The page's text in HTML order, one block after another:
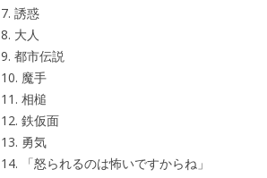
7. 誘惑
8. 大人
9. 都市伝説
10. 魔手
11. 相槌
12. 鉄仮面
13. 勇気
14. 「怒られるのは怖いですからね」